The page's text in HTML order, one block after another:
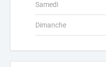
Samedi
Dimanche